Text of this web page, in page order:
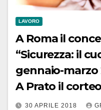
LAVORO
A Roma il
“Sicurezza: il
gennaio-marzo
A Prato il
30 APRILE 2018